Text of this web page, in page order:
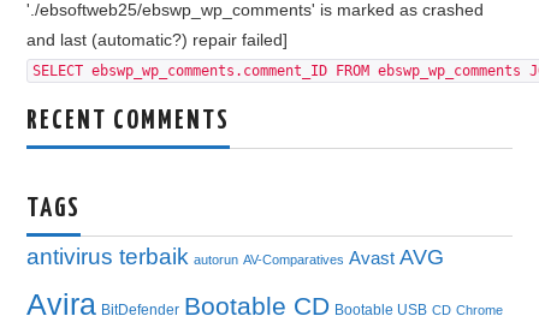
'./ebsoftweb25/ebswp_wp_comments' is marked as crashed
and last (automatic?) repair failed]
SELECT ebswp_wp_comments.comment_ID FROM
RECENT COMMENTS
TAGS
antivirus terbaik autorun AV-Comparatives Avast AVG
Avira BitDefender Bootable CD Bootable USB CD Chrome